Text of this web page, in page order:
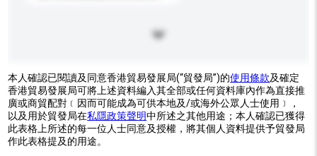
本人確認已閱讀及同意香港貿易發展局(“貿發局”)的使用條款及確定
香港貿易發展局可將上述資料編入其全部或任何資料庫內作為直接推
廣或商貿配對﹝因而可能成為可供本地及/或海外公眾人士使用﹞，
以及用於貿發局在私隱政策聲明中所述之其他用途；本人確認已獲得
此表格上所述的每一位人士同意及授權，將其個人資料提供予貿發局
作此表格提及的用途。